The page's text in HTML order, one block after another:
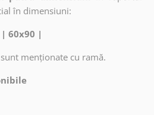
în dimensiuni:
60x90 |
menționate cu ramă.